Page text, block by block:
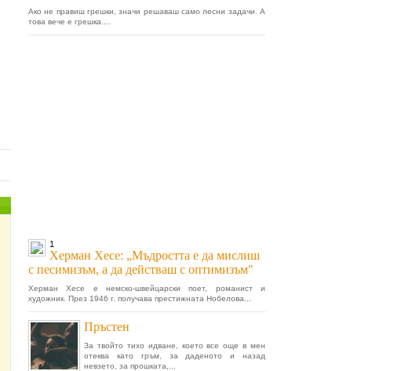
Ако не правиш грешки, значи решаваш само лесни задачи. А
това вече е грешка....
1
Херман Хесе: „Мъдростта е да мислиш
с песимизъм, а да действаш с оптимизъм"
Херман Хесе e немско-швейцарски поет, романист и
художник. През 1946 г. получава престижната Нобелова...
Пръстен
За твойто тихо идване, което все още в мен
отеква като гръм, за даденото и назад
невзето, за прошката,...